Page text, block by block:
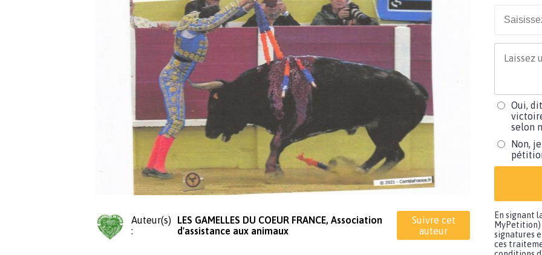
Auteur(s)
:
LES GAMELLES DU COEUR FRANCE, Association
d'assistance aux animaux
Suivre cet
auteur
Oui,
selon
Non,
En signant
MyPetition)
signatures
ces